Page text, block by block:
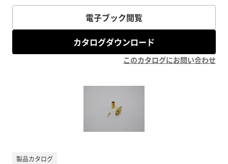
電子ブック閲覧
カタログダウンロード
このカタログにお問い合わせ
製品カタログ